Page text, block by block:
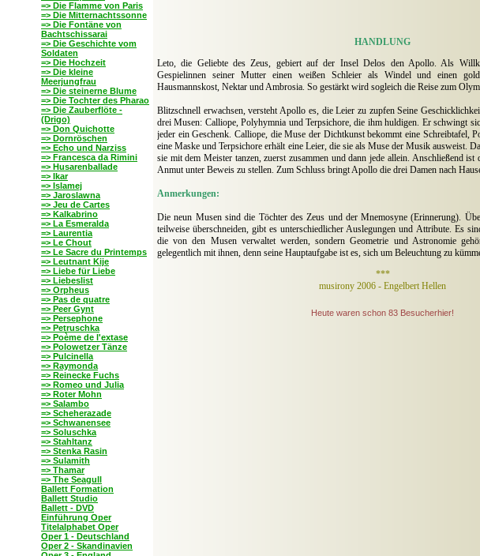
=> Die Flamme von Paris
=> Die Mitternachtssonne
=> Die Fontäne von
Bachtschissarai
=> Die Geschichte vom
Soldaten
=> Die Hochzeit
=> Die kleine
Meerjungfrau
=> Die steinerne Blume
=> Die Tochter des Pharao
=> Die Zauberflöte -
(Drigo)
=> Don Quichotte
=> Dornröschen
=> Echo und Narziss
=> Francesca da Rimini
=> Husarenballade
=> Ikar
=> Islamej
=> Jaroslawna
=> Jeu de Cartes
=> Kalkabrino
=> La Esmeralda
=> Laurentia
=> Le Chout
=> Le Sacre du Printemps
=> Leutnant Kije
=> Liebe für Liebe
=> Liebeslist
=> Orpheus
=> Pas de quatre
=> Peer Gynt
=> Persephone
=> Petruschka
=> Poème de l'extase
=> Polowetzer Tänze
=> Pulcinella
=> Raymonda
=> Reinecke Fuchs
=> Romeo und Julia
=> Roter Mohn
=> Salambo
=> Scheherazade
=> Schwanensee
=> Soluschka
=> Stahltanz
=> Stenka Rasin
=> Sulamith
=> Thamar
=> The Seagull
Ballett Formation
Ballett Studio
Ballett - DVD
Einführung Oper
Titelalphabet Oper
Oper 1 - Deutschland
Oper 2 - Skandinavien
HANDLUNG
Leto, die Geliebte des Zeus, gebiert auf der Insel Delos den Apollo. Als
Gespielinnen seiner Mutter einen weißen Schleier als Windel und einen
Hausmannskost, Nektar und Ambrosia. So gestärkt wird sogleich die Reise zum
Blitzschnell erwachsen, versteht Apollo es, die Leier zu zupfen Seine
drei Musen: Calliope, Polyhymnia und Terpsichore, die ihm huldigen. Er schwingt
jeder ein Geschenk. Calliope, die Muse der Dichtkunst bekommt eine Schreibtafel,
eine Maske und Terpsichore erhält eine Leier, die sie als Muse der Musik ausweist.
sie mit dem Meister tanzen, zuerst zusammen und dann jede allein. Anschließend ist
Anmut unter Beweis zu stellen. Zum Schluss bringt Apollo die drei Damen nach
Anmerkungen:
Die neun Musen sind die Töchter des Zeus und der Mnemosyne (Erinnerung).
teilweise überschneiden, gibt es unterschiedlicher Auslegungen und Attribute. Es
die von den Musen verwaltet werden, sondern Geometrie und Astronomie
gelegentlich mit ihnen, denn seine Hauptaufgabe ist es, sich um Beleuchtung zu
***
musirony 2006 - Engelbert Hellen
Heute waren schon 83 Besucherhier!